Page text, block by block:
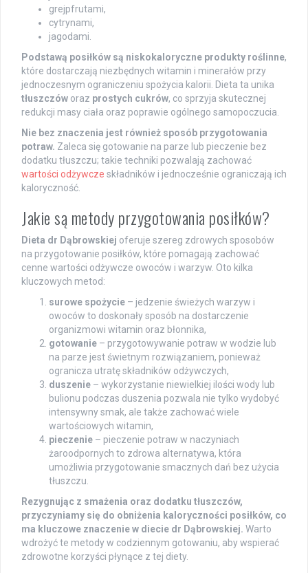
grejpfrutami,
cytrynami,
jagodami.
Podstawą posiłków są niskokaloryczne produkty roślinne,
które dostarczają niezbędnych witamin i minerałów przy
jednoczesnym ograniczeniu spożycia kalorii. Dieta ta unika
tłuszczów oraz prostych cukrów, co sprzyja skutecznej
redukcji masy ciała oraz poprawie ogólnego samopoczucia.
Nie bez znaczenia jest również sposób przygotowania
potraw. Zaleca się gotowanie na parze lub pieczenie bez
dodatku tłuszczu; takie techniki pozwalają zachować
wartości odżywcze składników i jednocześnie ograniczają ich
kaloryczność.
Jakie są metody przygotowania posiłków?
Dieta dr Dąbrowskiej oferuje szereg zdrowych sposobów
na przygotowanie posiłków, które pomagają zachować
cenne wartości odżywcze owoców i warzyw. Oto kilka
kluczowych metod:
surowe spożycie – jedzenie świeżych warzyw i
owoców to doskonały sposób na dostarczenie
organizmowi witamin oraz błonnika,
gotowanie – przygotowywanie potraw w wodzie lub
na parze jest świetnym rozwiązaniem, ponieważ
ogranicza utratę składników odżywczych,
duszenie – wykorzystanie niewielkiej ilości wody lub
bulionu podczas duszenia pozwala nie tylko wydobyć
intensywny smak, ale także zachować wiele
wartościowych witamin,
pieczenie – pieczenie potraw w naczyniach
żaroodpornych to zdrowa alternatywa, która
umożliwia przygotowanie smacznych dań bez użycia
tłuszczu.
Rezygnując z smażenia oraz dodatku tłuszczów,
przyczyniamy się do obniżenia kaloryczności posiłków, co
ma kluczowe znaczenie w diecie dr Dąbrowskiej. Warto
wdrożyć te metody w codziennym gotowaniu, aby wspierać
zdrowotne korzyści płynące z tej diety.